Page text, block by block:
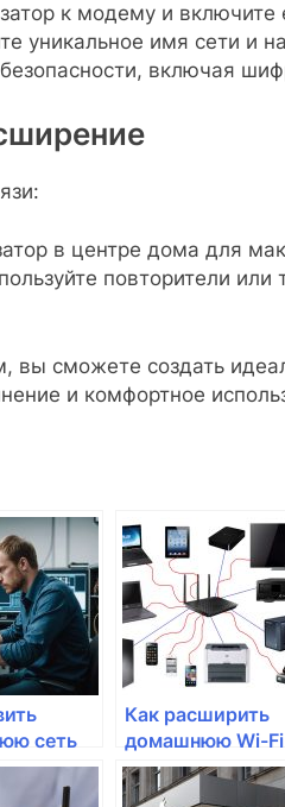
к модему и включите
уникальное имя сети и
включая
в центре дома для
повторители
вы сможете создать
и комфортное
сеть
Как расширить
домашнюю Wi-Fi
сеть